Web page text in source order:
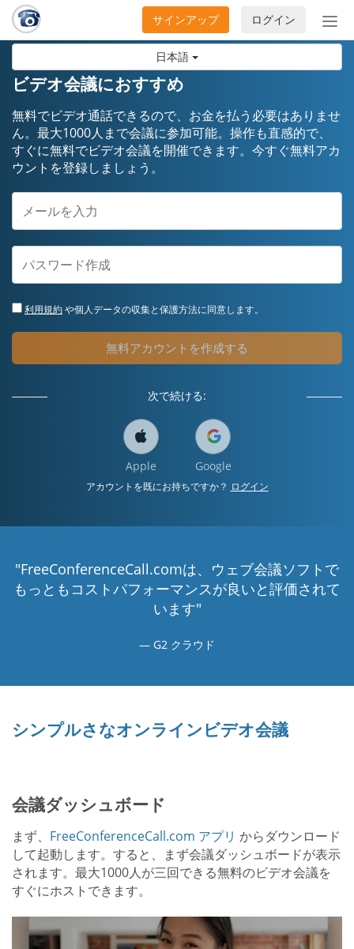
日本語
ナ
ビ
ョ
の
ログイン
サインアップ
ビデオ会議におすすめ
無料でビデオ通話できるので、お金を払う必要はありませ
ん。最大1000人まで会議に参加可能。操作も直感的で、
すぐに無料でビデオ会議を開催できます。今すぐ無料アカ
ウントを登録しましょう。
利用規約や個人データの収集と保護方法に同意します。
無料アカウントを作成する
次で続ける:
Apple Google
アカウントを既にお持ちですか？ ログイン
"FreeConferenceCall.comは、ウェブ会議ソフトで
もっともコストパフォーマンスが良いと評価されて
います"
G2 クラウド
シンプルさなオンラインビデオ会議
会議ダッシュボード
まず、 FreeConferenceCall.com アプリ からダウンロード
して起動します。すると、まず会議ダッシュボードが表示
されます。最大1000人が三回できる無料のビデオ会議を
すぐにホストできます。